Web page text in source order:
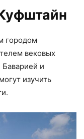
городом
вековых
и
изучить